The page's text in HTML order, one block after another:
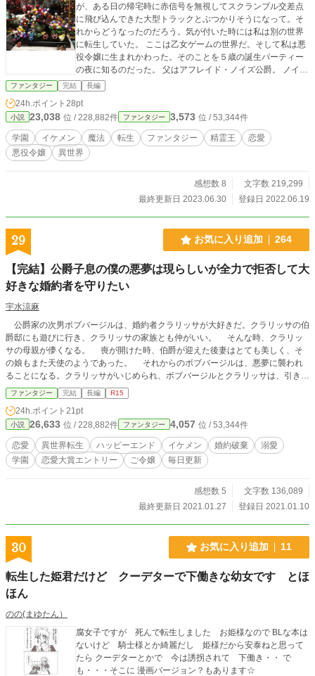
が、ある日の帰宅時に赤信号を無視してスクランブル交差点
に飛び込んできた大型トラックとぶつかりそうになって。そ
れからどうなったのだろう。気が付いた時には私は別の世界
に転生していた。 ここは乙女ゲームの世界だ。そして私は悪
役令嬢に生まれかわった。そのことを５歳の誕生パーティー
の夜に知るのだった。 父はアフレイド・ノイズ公爵。 ノイズ
公爵家の家長であり王国の重鎮。 魔法騎士団の総団長でもあ
る。 母はマーガレット。 隣国アミルダ王国の第2王女。隣国
の聖女の娘でもある。 兄の名前はリアム。 前世の記憶にあ
る「乙女ゲーム」の中のエリザベート・ノイズは、王都学園
の卒業パーティで、ウィリアム王太子殿下に真実の愛を見つ
けたと婚約を破棄され、身に覚えのない罪をきせられて国外
に追放される。 そして、国境の手前で何者かに事故にみせか
か。 国外追放になどなるものか。 乙女ゲームの中では一人ぼ
っちだったエリザベート。 私は人生をあきらめない。 エリザ
ファンタジー 完結 長編
24h.ポイント 28pt
小説 23,038 位 / 228,882件 ファンタジー 3,573 位 / 53,344件
学園 イケメン 魔法 転生 ファンタジー 精霊王
恋愛
悪役令嬢
異世界
感想数 8
文字数 219,299
最終更新日 2023.06.30
登録日 2022.06.19
29 お気に入り追加 264
【完結】公爵子息の僕の悪夢は現らしいが全力で拒否して大
好きな婚約者を守りたい
宇水涼麻
公爵家の次男ボブバージルは、婚約者クラリッサが大好きだ。クラリッサの伯
爵邸にも遊びに行き、クラリッサの家族とも仲がいい。 そんな時、クラリッ
サの母親が儚くなる。 喪が開けた時、伯爵が迎えた後妻はとても美しく、そ
の娘もまた天使のようであった。 それからのボブバージルは、悪夢に襲われ
ることになる。クラリッサがいじめられ、ボブバージルとクラリッサは、引き裂
かれる。 さらには、ボブバージルの兄が殺される。 これは夢なのか？現な
のか？ボブバージルは誰にも相談できずに、一人その夢と戦う。 ボブバージ
ルはクラリッサを救うことはできるのか？そして、兄は？ 完結いたしました。
続編更新中。
ファンタジー 完結 長編 R15
24h.ポイント 21pt
小説 26,633 位 / 228,882件 ファンタジー 4,057 位 / 53,344件
恋愛 異世界転生 ハッピーエンド イケメン 婚約破棄
溺愛
学園
恋愛大賞エントリー ご令嬢 毎日更新
感想数 5
文字数 136,089
最終更新日 2021.01.27
登録日 2021.01.10
30 お気に入り追加 11
転生した姫君だけど クーデターで下働きな幼女です とほ
ほん
のの(まゆたん）
腐女子ですが 死んで転生しました お姫様なので BLな本は
ないけど 騎士様とか綺麗だし 姫様だから安泰ねと思って
たら クーデターとかで 今は誘拐されて 下働き・・ で
も・・・そこに 漫画バージョン？もあります☆